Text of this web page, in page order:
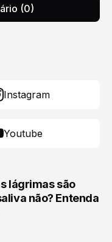
(0)
Instagram
Youtube
lágrimas são
não? Entenda